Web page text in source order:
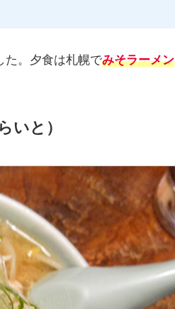
た。夕食は札幌でみそラーメン
いと）